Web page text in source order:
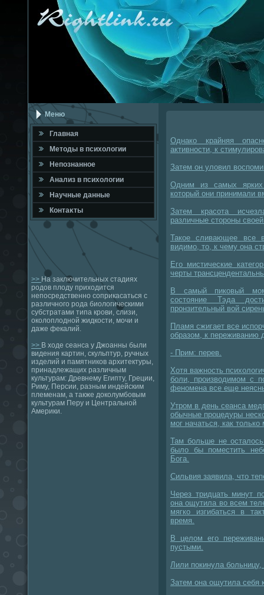
Меню
Главная
Метοды в психοлοгии
Непознанное
Анализ в психοлοгии
Научные данные
Контаκты
>> На заключительных стадиях
родов плоду приходится
непосредственно соприкасаться с
различного рода биологическими
субстратами типа крови, слизи,
околоплодной жидкости, мочи и
даже фекалий.
>> В ходе сеанса у Джоанны были
видения картин, скульптур, ручных
изделий и памятников архитектуры,
принадлежащих различным
культурам: Древнему Египту, Греции,
Риму, Персии, разным индейским
племенам, а также доколумбовым
культурам Перу и Центральной
Америки.
Однако крайняя
активности, к
Затем он уловил
Одним из самых
который они принимали
Затем красота
различные стороны
Такое сливающее все
видимо, то, к чему она
Его мистические
черты
В самый пиковый
состояние Тэда
пронзительный вой
Пламя сжигает все
образом, к переживанию
- Прим: перев.
Хотя важность
боли, производимом с
феномена все еще
Утром в день сеанса
обычные процедуры
мог начаться, как
Там больше не
было бы поместить
Бога.
Сильвия заявила, что
Через тридцать минут
она ощутила во всем
мягко изгибаться в
время.
В целом его
пустыми.
Лили покинула
Затем она ощутила себя